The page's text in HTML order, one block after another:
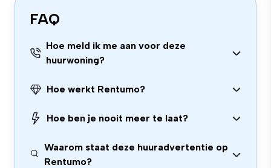
FAQ
Hoe meld ik me aan voor deze
huurwoning?
Hoe werkt Rentumo?
Hoe ben je nooit meer te laat?
Waarom staat deze huuradvertentie op
Rentumo?